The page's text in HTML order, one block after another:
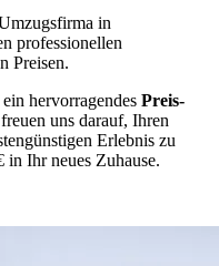
in
professionellen
Preisen.
hervorragendes Preis-
uns darauf, Ihren
Erlebnis zu
in Ihr neues Zuhause.